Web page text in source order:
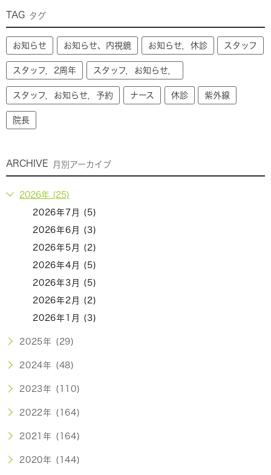
TAG タグ
お知らせ お知らせ、内視鏡 お知らせ，休診 スタッフ
スタッフ，2周年 スタッフ，お知らせ，
スタッフ，お知らせ，予約 ナース 休診 紫外線
院長
ARCHIVE 月別アーカイブ
2026年 (25)
2026年7月 (5)
2026年6月 (3)
2026年5月 (2)
2026年4月 (5)
2026年3月 (5)
2026年2月 (2)
2026年1月 (3)
2025年 (29)
2024年 (48)
2023年 (110)
2022年 (164)
2021年 (164)
2020年 (144)